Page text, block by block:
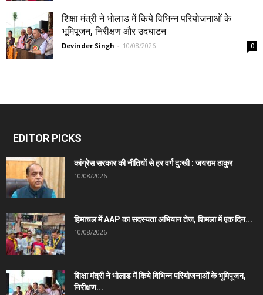
शिक्षा मंत्री ने भोलाड में किये विभिन्न परियोजनाओं के
भूमिपूजन, निरीक्षण और उदघाटन
Devinder Singh - 10/08/2026 0
EDITOR PICKS
कांग्रेस सरकार की नीतियों से हर वर्ग दुःखी : जयराम ठाकुर
10/08/2026
हिमाचल में AAP का सदस्यता अभियान तेज, शिमला में एक दिन...
10/08/2026
शिक्षा मंत्री ने भोलाड में किये विभिन्न परियोजनाओं के भूमिपूजन,
निरीक्षण...